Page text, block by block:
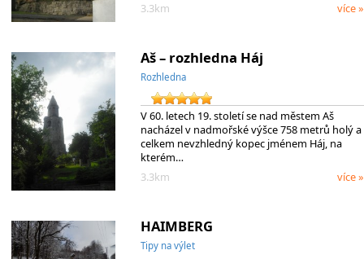
3.3km
více »
Aš – rozhledna Háj
Rozhledna
V 60. letech 19. století se nad městem Aš
nacházel v nadmořské výšce 758 metrů holý a
celkem nevzhledný kopec jménem Háj, na
kterém…
3.3km
více »
HAIMBERG
Tipy na výlet